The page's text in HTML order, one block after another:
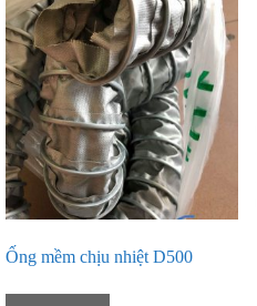
Ống mềm chịu nhiệt D500